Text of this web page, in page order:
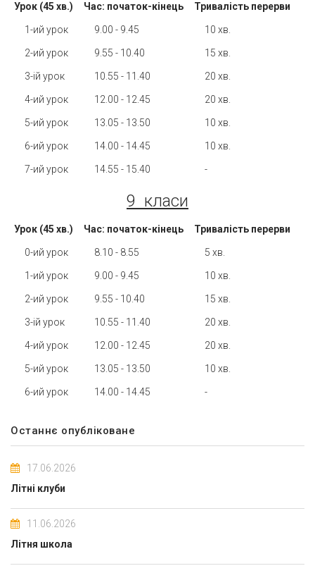
Урок (45 хв.) Час: початок-кінець Тривалість перерви
1-ий урок 9.00 - 9.45 10 хв.
2-ий урок 9.55 - 10.40 15 хв.
3-ій урок 10.55 - 11.40 20 хв.
4-ий урок 12.00 - 12.45 20 хв.
5-ий урок 13.05 - 13.50 10 хв.
6-ий урок 14.00 - 14.45 10 хв.
7-ий урок 14.55 - 15.40 -
9 класи
Урок (45 хв.) Час: початок-кінець Тривалість перерви
0-ий урок 8.10 - 8.55 5 хв.
1-ий урок 9.00 - 9.45 10 хв.
2-ий урок 9.55 - 10.40 15 хв.
3-ій урок 10.55 - 11.40 20 хв.
4-ий урок 12.00 - 12.45 20 хв.
5-ий урок 13.05 - 13.50 10 хв.
6-ий урок 14.00 - 14.45 -
Останнє опубліковане
17.06.2026
Літні клуби
11.06.2026
Літня школа